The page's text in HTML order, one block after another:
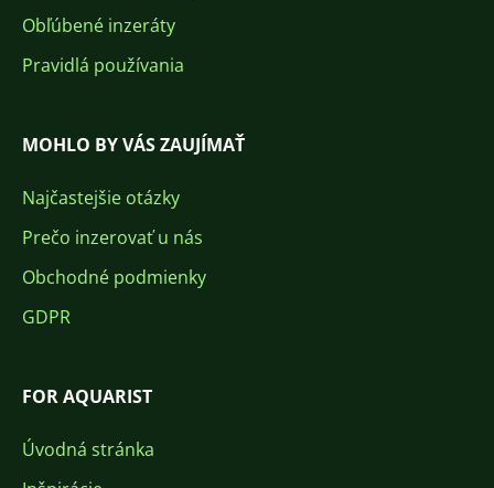
Obľúbené inzeráty
Pravidlá používania
MOHLO BY VÁS ZAUJÍMAŤ
Najčastejšie otázky
Prečo inzerovať u nás
Obchodné podmienky
GDPR
FOR AQUARIST
Úvodná stránka